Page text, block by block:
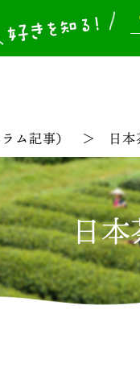
ム記事） 日
日本